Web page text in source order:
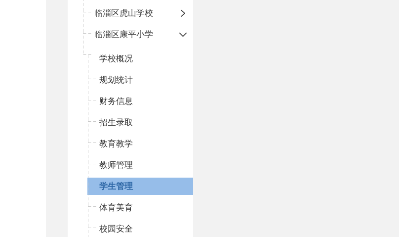
临淄区虎山学校
临淄区康平小学
学校概况
规划统计
财务信息
招生录取
教育教学
教师管理
学生管理
体育美育
校园安全